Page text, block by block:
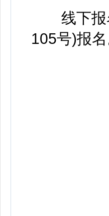
线下报名
105号)报名